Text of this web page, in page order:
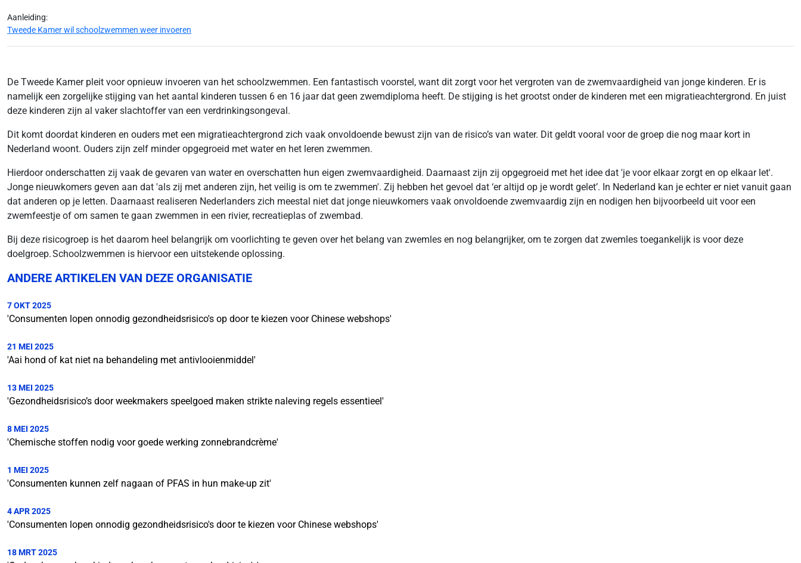
Aanleiding:
Tweede Kamer wil schoolzwemmen weer invoeren
De Tweede Kamer pleit voor opnieuw invoeren van het schoolzwemmen. Een fantastisch voorstel, want dit zorgt voor het vergroten van de zwemvaardigheid van jonge kinderen. Er is
namelijk een zorgelijke stijging van het aantal kinderen tussen 6 en 16 jaar dat geen zwemdiploma heeft. De stijging is het grootst onder de kinderen met een migratieachtergrond. En juist
deze kinderen zijn al vaker slachtoffer van een verdrinkingsongeval.
Dit komt doordat kinderen en ouders met een migratieachtergrond zich vaak onvoldoende bewust zijn van de risico’s van water. Dit geldt vooral voor de groep die nog maar kort in
Nederland woont. Ouders zijn zelf minder opgegroeid met water en het leren zwemmen.
Hierdoor onderschatten zij vaak de gevaren van water en overschatten hun eigen zwemvaardigheid. Daarnaast zijn zij opgegroeid met het idee dat 'je voor elkaar zorgt en op elkaar let'.
Jonge nieuwkomers geven aan dat 'als zij met anderen zijn, het veilig is om te zwemmen'. Zij hebben het gevoel dat ‘er altijd op je wordt gelet’. In Nederland kan je echter er niet vanuit gaan
dat anderen op je letten. Daarnaast realiseren Nederlanders zich meestal niet dat jonge nieuwkomers vaak onvoldoende zwemvaardig zijn en nodigen hen bijvoorbeeld uit voor een
zwemfeestje of om samen te gaan zwemmen in een rivier, recreatieplas of zwembad.
Bij deze risicogroep is het daarom heel belangrijk om voorlichting te geven over het belang van zwemles en nog belangrijker, om te zorgen dat zwemles toegankelijk is voor deze
doelgroep. Schoolzwemmen is hiervoor een uitstekende oplossing.
ANDERE ARTIKELEN VAN DEZE ORGANISATIE
7 OKT 2025
'Consumenten lopen onnodig gezondheidsrisico's op door te kiezen voor Chinese webshops'
21 MEI 2025
'Aai hond of kat niet na behandeling met antivlooienmiddel'
13 MEI 2025
'Gezondheidsrisico’s door weekmakers speelgoed maken strikte naleving regels essentieel'
8 MEI 2025
'Chemische stoffen nodig voor goede werking zonnebrandcrème'
1 MEI 2025
'Consumenten kunnen zelf nagaan of PFAS in hun make-up zit'
4 APR 2025
'Consumenten lopen onnodig gezondheidsrisico's door te kiezen voor Chinese webshops'
18 MRT 2025